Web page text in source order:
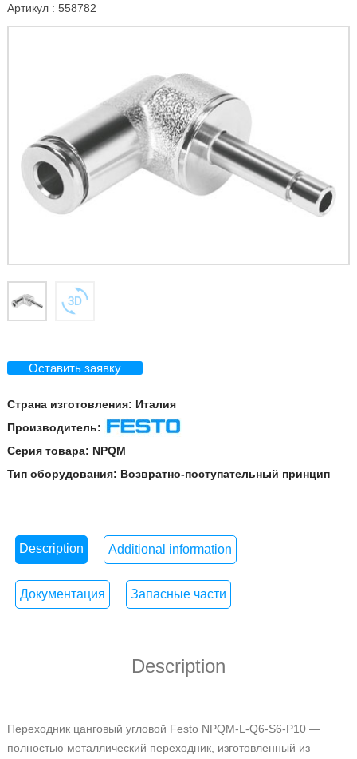
Артикул : 558782
Оставить заявку
Страна изготовления: Италия
Производитель:
Festo
Серия товара: NPQM
Тип оборудования: Возвратно-поступательный принцип
Description Additional information
Документация Запасные части
Description
Переходник цанговый угловой Festo NPQM-L-Q6-S6-P10—
полностью металлический переходник, изготовленный из